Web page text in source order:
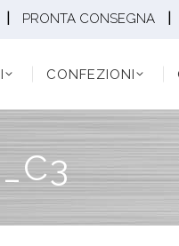
PRONTA CONSEGNA
CONFEZIONI
CONFEZIONI